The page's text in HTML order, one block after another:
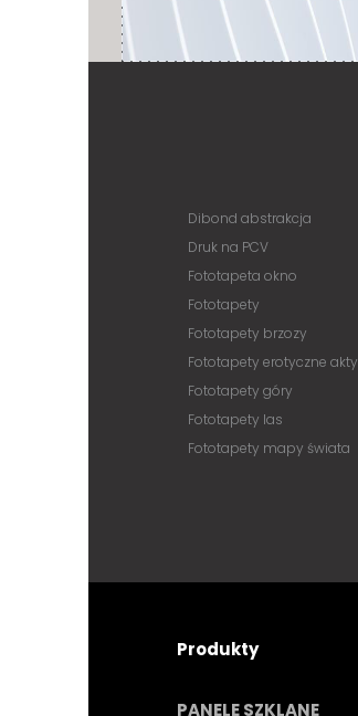
Dibond abstrakcja
Druk na PCV
Fototapeta okno
Fototapety
Fototapety brzozy
Fototapety erotyczne akty
Fototapety góry
Fototapety las
Fototapety mapy świata
Produkty
PANELE SZKLANE